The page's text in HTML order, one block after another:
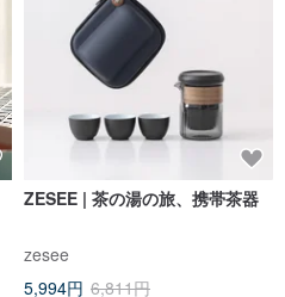
ZESEE | 茶の湯の旅、携帯茶器
zesee
5,994円 6,811円